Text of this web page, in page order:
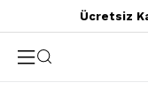
Ücretsiz